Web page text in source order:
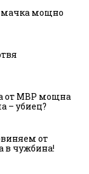
мачка мощно
от МВР мощна
– убиец?
от
в чужбина!